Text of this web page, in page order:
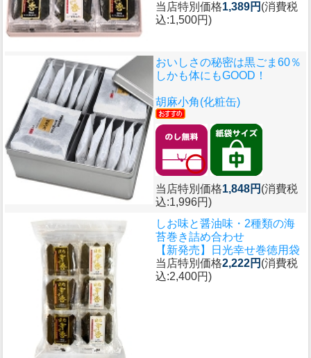
当店特別価格1,389円 (消費税
込:1,500円)
おいしさの秘密は黒ごま60％
しかも体にもGOOD！
胡麻小角(化粧缶)
当店特別価格1,848円 (消費税
込:1,996円)
しお味と醤油味・2種類の海
苔巻き詰め合わせ
【新発売】日光幸せ巻徳用袋
当店特別価格2,222円 (消費税
込:2,400円)